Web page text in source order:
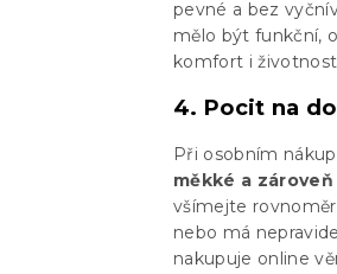
pevné a bez
mělo být funkční,
komfort i
4. Pocit na
Při osobním
měkké a
všímejte
nebo má
nakupuje online